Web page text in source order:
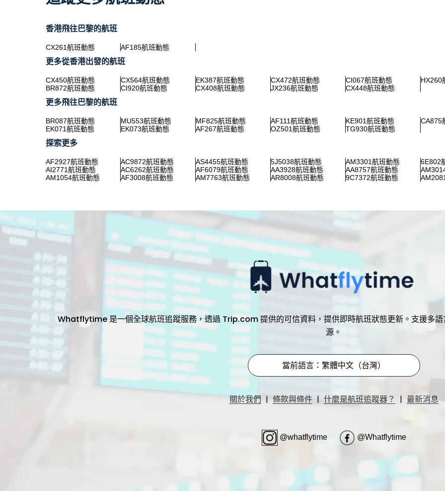
香港飛往巴黎的航班
CX261航班動態 AF185航班動態
更多從香港出發的航班
CX450航班動態 CX564航班動態 EK387航班動態 CX472航班動態 CI067航班動態 HX260
BR872航班動態
CI920航班動態 CX408航班動態 JX236航班動態 CX448航班動態
更多飛往巴黎的航班
BR087航班動態 MU553航班動態 MF825航班動態 AF111航班動態 KE901航班動態 CA875
EK071航班動態
EK073航班動態 AF267航班動態 OZ501航班動態 TG930航班動態
探索更多
AF2927航班動態 AC9872航班動態 AS4455航班動態 5J5038航班動態 AM3301航班動態 6E802
AI2771航班動態
AC6262航班動態 AF6079航班動態 AA3928航班動態 AA8757航班動態
AM1054航班動態
AF3008航班動態 AM7763航班動態 AR8008航班動態 9C7372航班動態
Whatflytime 是一個全球航班追蹤服務，透過 Trip.com 提供的可信資料，提供即時航班狀態更新。支援多語
源。
當前語言：繁體中文（台灣）
關於我們 | 條款與條件 | 什麼是航班追蹤器？ | 最新消息
@whatflytime @Whatflytime